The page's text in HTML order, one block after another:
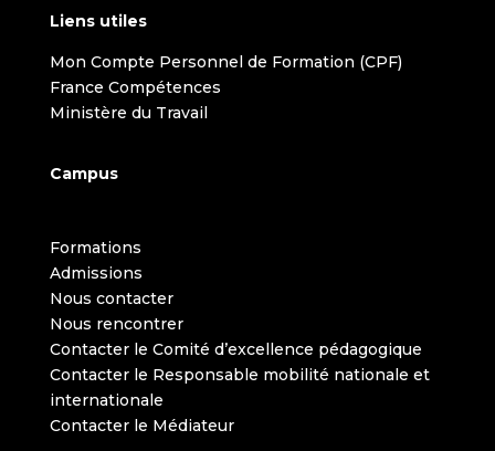
Liens utiles
Mon Compte Personnel de Formation (CPF)
France Compétences
Ministère du Travail
Campus
Formations
Admissions
Nous contacter
Nous rencontrer
Contacter le Comité d’excellence pédagogique
Contacter le Responsable mobilité nationale et
internationale
Contacter le Médiateur